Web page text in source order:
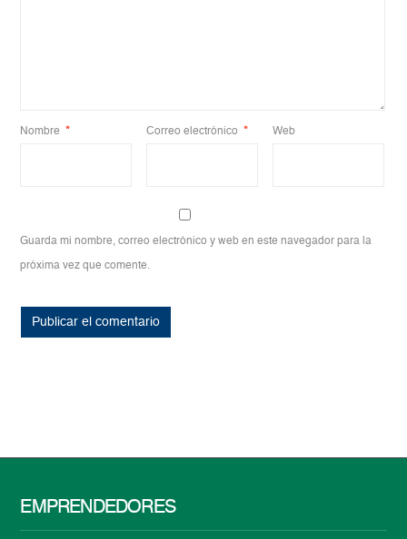
Nombre * Correo electrónico * Web
Guarda mi nombre, correo electrónico y web en este navegador para la
próxima vez que comente.
EMPRENDEDORES